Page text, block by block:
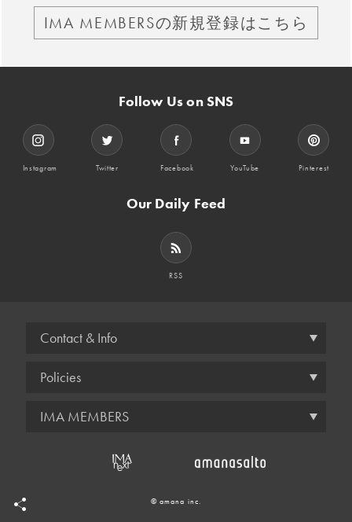
IMA MEMBERSの新規登録はこちら
Follow Us on SNS
Instagram Twitter Facebook YouTube Pinterest
Our Daily Feed
RSS
Contact & Info
Policies
IMA MEMBERS
© amana inc.